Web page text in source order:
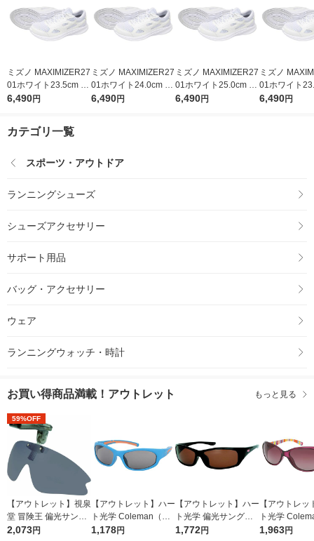
ミズノ MAXIMIZER27
01ホワイト23.5cm K1
GA250201 1足
6,490円
ミズノ MAXIMIZER27
01ホワイト24.0cm K1
GA250201 1足
6,490円
ミズノ MAXIMIZER27
01ホワイト25.0cm K1
GA250201 1足
6,490円
ミズノ
01ホワイト
GA250201 1
6,490円
カテゴリ一覧
スポーツ・アウトドア
ランニングシューズ
シューズアクセサリー
サポート用品
バッグ・アクセサリー
ウェア
ランニングウォッチ・時計
お買い得商品満載！アウトレット もっと見る
59%OFF
【アウトレット】視泉
堂 冒険王 偏光サング
ラス(帽子用) キャップ
2,073円
【アウトレット】ハー
ト光学 Coleman（コ
ールマン） キッズサ
1,178円
【アウトレット】ハー
ト光学 偏光サングラ
ス CO3020-2 1個
1,772円
【アウトレッ
ト光学
ールマン）
1,963円